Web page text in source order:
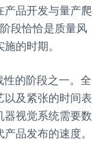
产品开发与量产爬
段恰恰是质量风
的时期。
的阶段之一。全
以及紧张的时间表
器视觉系统需要数
品发布的速度。